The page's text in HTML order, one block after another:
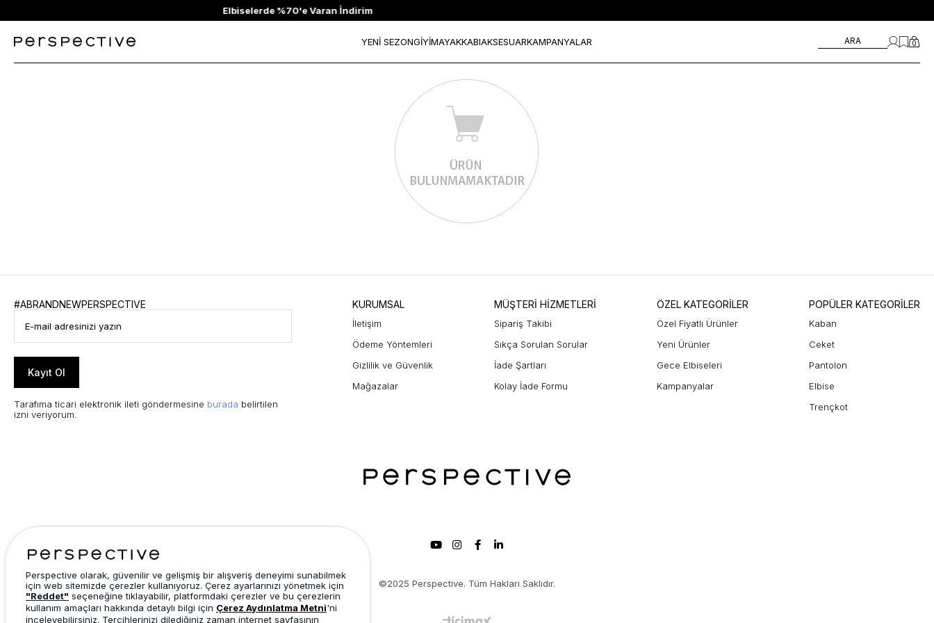
YENİ SEZONGİYİMAYAKKABIAKSESUARKAMPANYALAR ARA 0
#ABRANDNEWPERSPECTIVE
Kayıt Ol
Tarafıma ticari elektronik ileti göndermesine burada belirtilen
izni veriyorum.
KURUMSAL
İletişim
Ödeme Yöntemleri
Gizlilik ve Güvenlik
Mağazalar
MÜŞTERİ HİZMETLERİ
Sipariş Takibi
Sıkça Sorulan Sorular
İade Şartları
Kolay İade Formu
ÖZEL KATEGORİLER
Özel Fiyatlı Ürünler
Yeni Ürünler
Gece Elbiseleri
Kampanyalar
POPÜLER KATEGORİLER
Kaban
Ceket
Pantolon
Elbise
Trençkot
©2025 Perspective. Tüm Hakları Saklıdır.
Perspective olarak, güvenilir ve gelişmiş bir alışveriş deneyimi sunabilmek
için web sitemizde çerezler kullanıyoruz. Çerez ayarlarınızı yönetmek için
"Reddet" seçeneğine tıklayabilir, platformdaki çerezler ve bu çerezlerin
kullanım amaçları hakkında detaylı bilgi için Çerez Aydınlatma Metni'ni
inceleyebilirsiniz. Tercihlerinizi dilediğiniz zaman internet sayfasının